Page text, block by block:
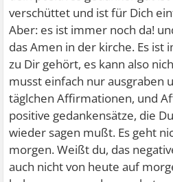
verschüttet und ist für Dich
Aber: es ist immer noch da!
das Amen in der kirche. Es ist
zu Dir gehört, es kann also
musst einfach nur ausgraben
täglchen Affirmationen, und
positive gedankensätze, die
wieder sagen mußt. Es geht
morgen. Weißt du, das
auch nicht von heute auf